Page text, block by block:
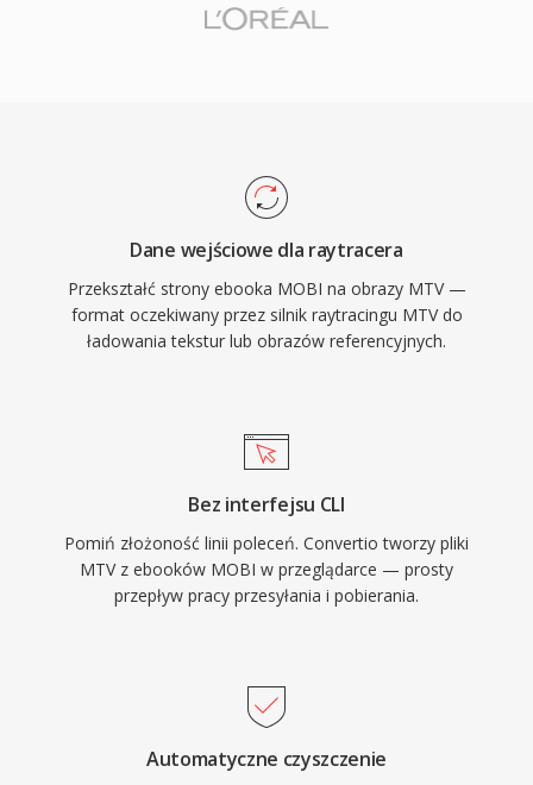
Dane wejściowe dla raytracera
Przekształć strony ebooka MOBI na obrazy MTV —
format oczekiwany przez silnik raytracingu MTV do
ładowania tekstur lub obrazów referencyjnych.
Bez interfejsu CLI
Pomiń złożoność linii poleceń. Convertio tworzy pliki
MTV z ebooków MOBI w przeglądarce — prosty
przepływ pracy przesyłania i pobierania.
Automatyczne czyszczenie